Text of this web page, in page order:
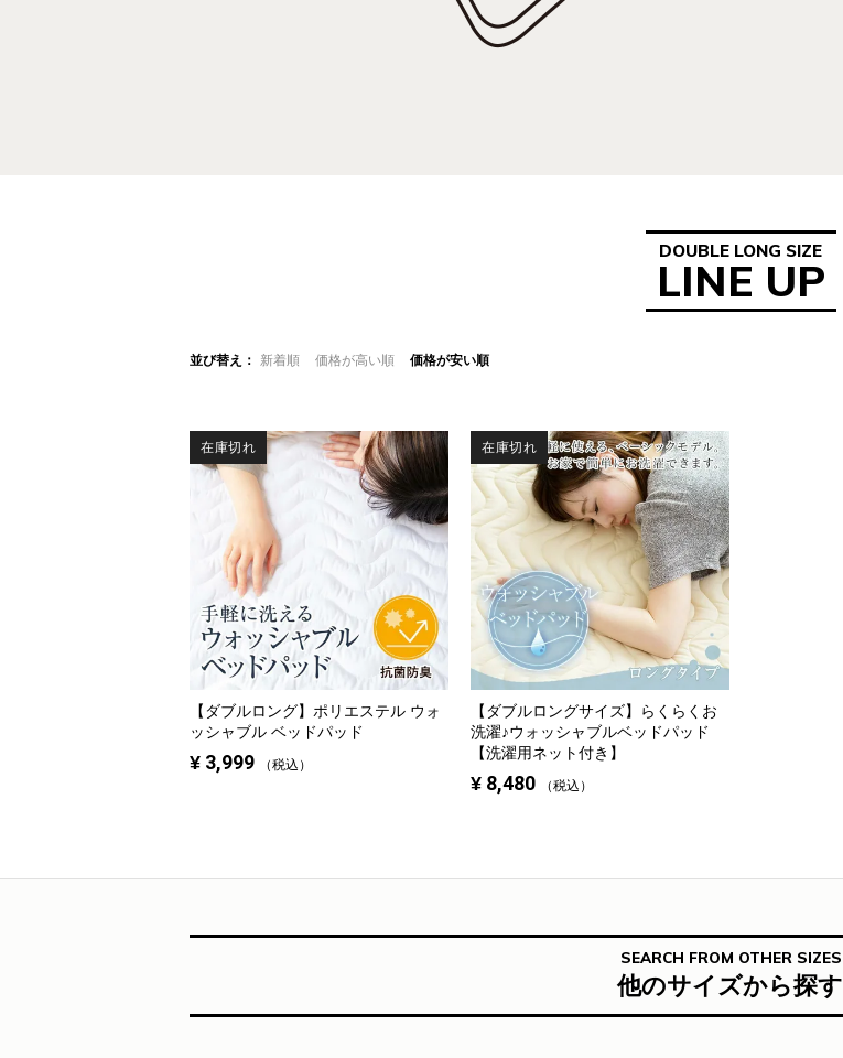
DOUBLE LONG SIZE
LINE UP
並び替え 新着順 価格が高い順 価格が安い順
【ダブルロング】 ポリエステル ウォ
ッシャブル ベッドパッド
¥ 3,999 税込
在庫切れ
【ダブルロングサイズ】
らくらくお
洗濯♪ウォッシャブルベッドパッド
【洗濯用ネット付き】
¥ 8,480 税込
在庫切れ
SEARCH FROM OTHER SIZES
他のサイズから探す